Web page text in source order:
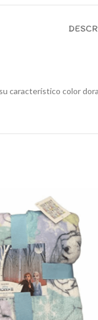
característico color